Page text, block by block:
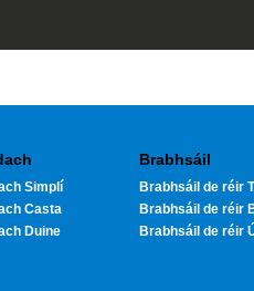
Simplí
Casta
Duine
Brabhsáil
Brabhsáil de réir
Brabhsáil de réir
Brabhsáil de réir